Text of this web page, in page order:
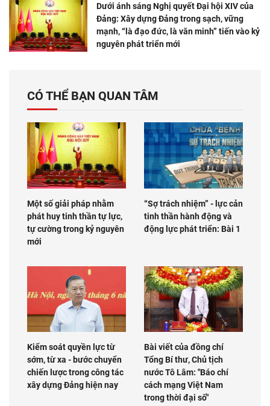
Dưới ánh sáng Nghị quyết Đại hội XIV của
Đảng: Xây dựng Đảng trong sạch, vững
mạnh, “là đạo đức, là văn minh” tiến vào kỷ
nguyên phát triển mới
CÓ THỂ BẠN QUAN TÂM
Một số giải pháp nhằm
phát huy tinh thần tự lực,
tự cường trong kỷ nguyên
mới
“Sợ trách nhiệm” - lực cản
tinh thần hành động và
động lực phát triển: Bài 1
Kiểm soát quyền lực từ
sớm, từ xa - bước chuyển
chiến lược trong công tác
xây dựng Đảng hiện nay
Bài viết của đồng chí
Tổng Bí thư, Chủ tịch
nước Tô Lâm: "Báo chí
cách mạng Việt Nam
trong thời đại số"